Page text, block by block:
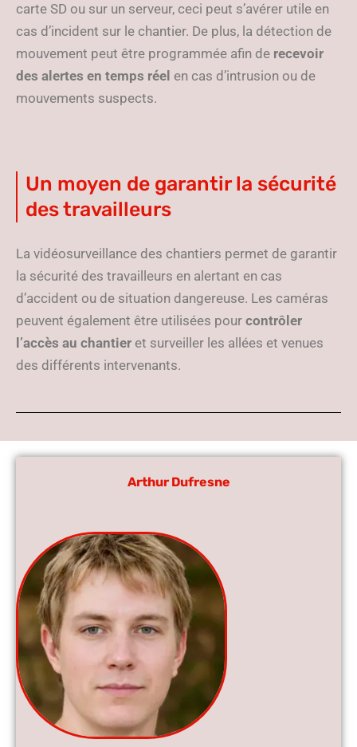
carte SD ou sur un serveur, ceci peut s’avérer utile en
cas d’incident sur le chantier. De plus, la détection de
mouvement peut être programmée afin de recevoir
des alertes en temps réel en cas d’intrusion ou de
mouvements suspects.
Un moyen de garantir la sécurité
des travailleurs
La vidéosurveillance des chantiers permet de garantir
la sécurité des travailleurs en alertant en cas
d’accident ou de situation dangereuse. Les caméras
peuvent également être utilisées pour contrôler
l’accès au chantier et surveiller les allées et venues
des différents intervenants.
Arthur Dufresne